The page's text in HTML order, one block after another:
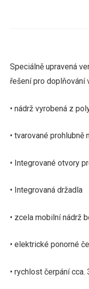
Speciálně upravená
řešení pro doplňování
• nádrž vyrobená z
• tvarované prohlubně
• Integrované otvory
• Integrovaná držadla
• zcela mobilní nádrž
• elektrické ponorné
• rychlost čerpání cca.